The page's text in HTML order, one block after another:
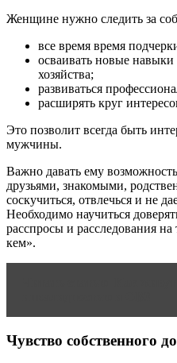
Женщине нужно следить за
все время время
осваивать новые
хозяйства;
развиваться
расширять круг
Это позволит всегда быть
мужчины.
Важно давать ему
друзьями, знакомыми,
соскучиться, отвлечься и не
Необходимо научиться
расспросы и расследования
кем».
Чувство собственного